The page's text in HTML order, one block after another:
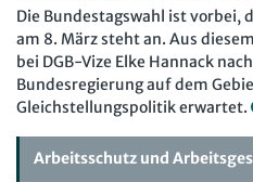
Die Bundestagswahl ist vorbei,
am 8. März steht an. Aus
bei DGB-Vize Elke Hannack
Bundesregierung auf dem
Gleichstellungspolitik erwartet.
Arbeitsschutz und